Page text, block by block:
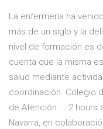
La enfermería ha
más de un siglo y la
nivel de formación es
cuenta que la misma
salud mediante
coordinación. Colegio
de Atención ... 2 hours
Navarra, en